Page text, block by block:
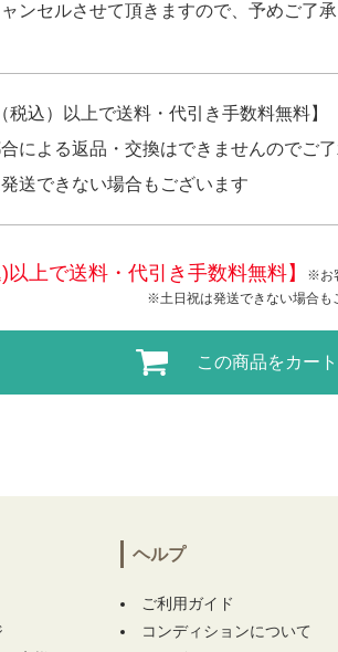
ンセルさせて頂きますので、予めご了承
税込）以上で送料・代引き手数料無料】
による返品・交換はできませんのでご
送できない場合もございます
以上で送料・代引き手数料無料】
※お
※土日祝は発送できない場合も
この商品をカー
ヘルプ
ご利用ガイド
コンディションについて